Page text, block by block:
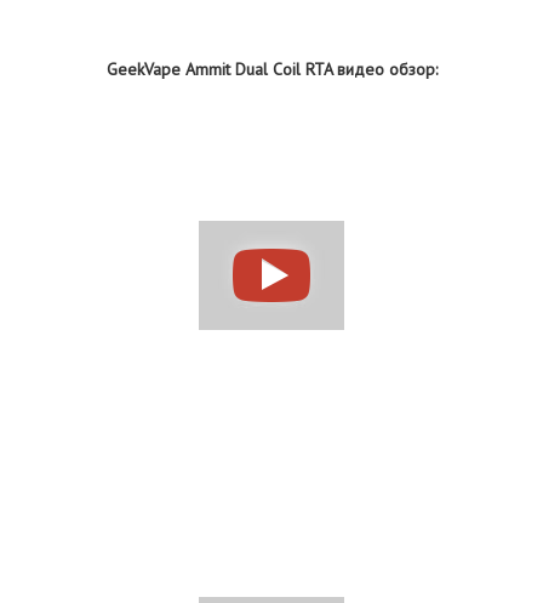
GeekVape Ammit Dual Coil RTAвидео обзор: